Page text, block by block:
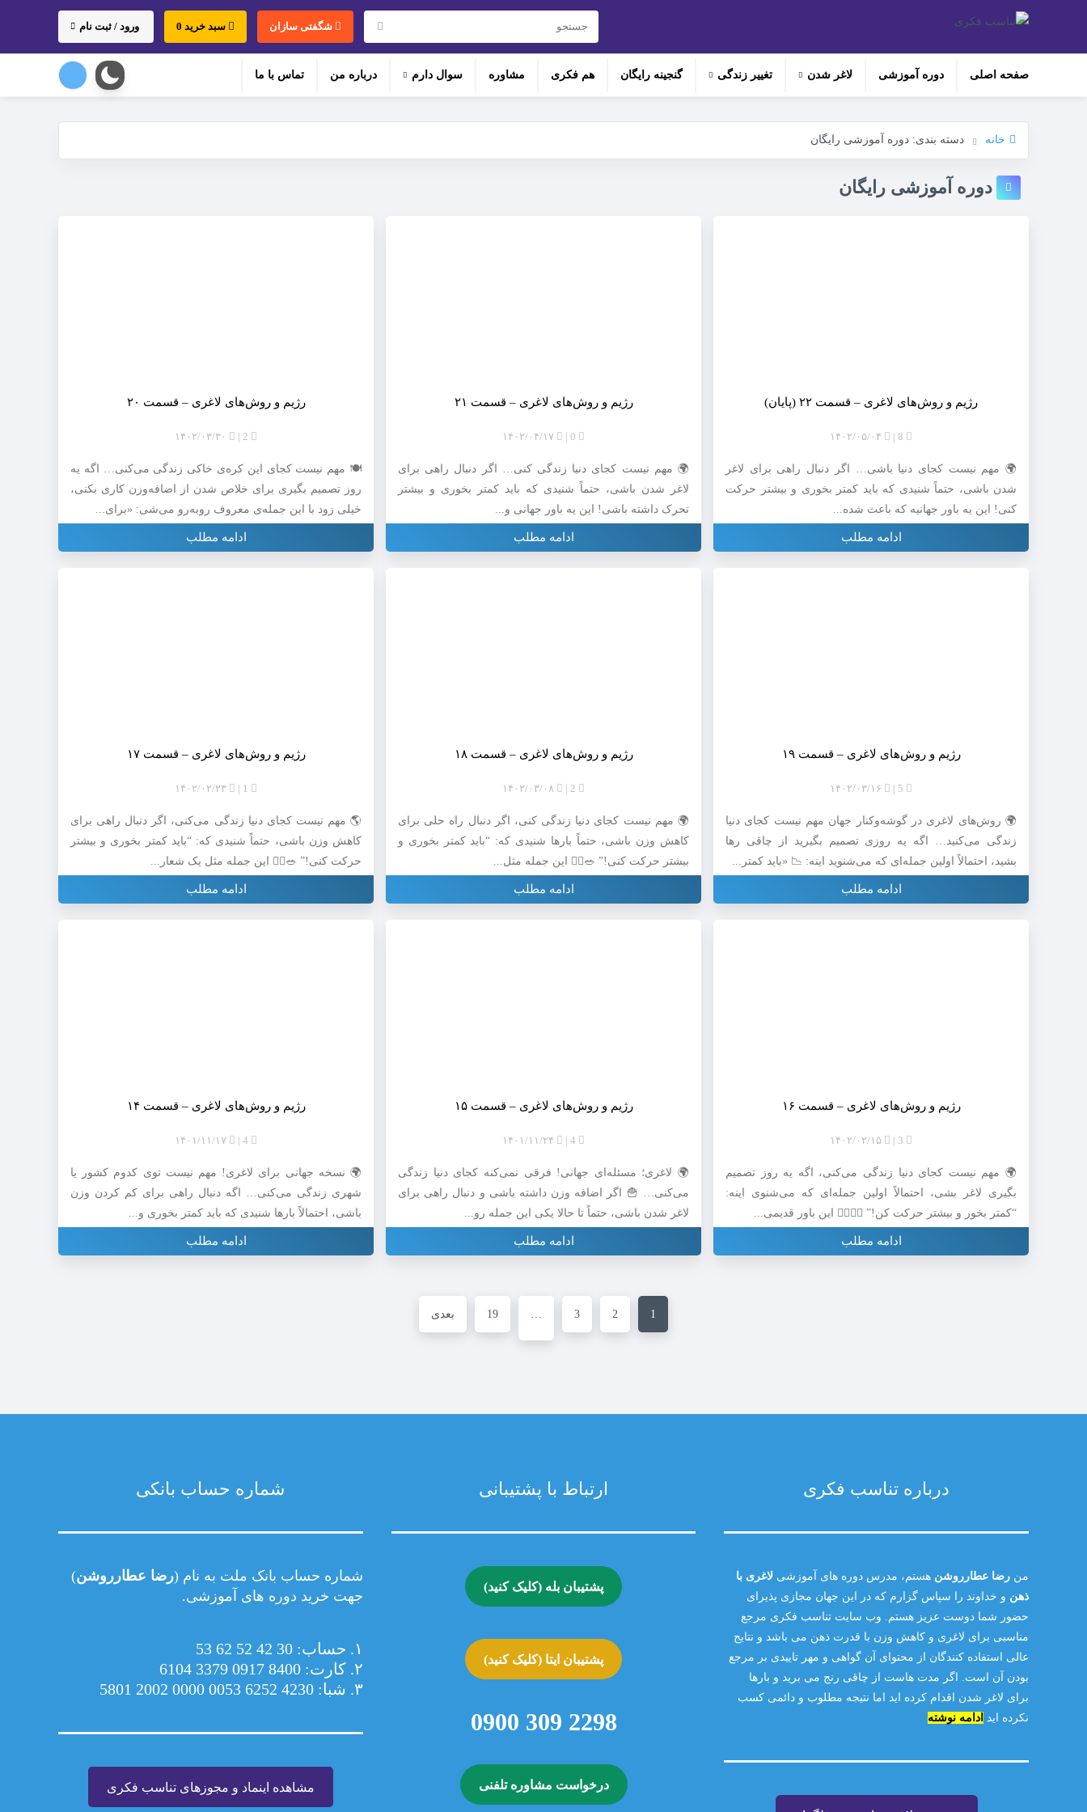
ورود / ثبت نام سبد خرید 0 شگفتی سازان
هنگامی که نتایج نمایش داده می شوند با استفاده از فلش های بالا و پایین نتایج را مرور کنید. کاربران موبایل می توانید با لمس
صفحه اصلی دوره‌ آموزشی لاغر شدن تغییر زندگی گنجینه رایگان هم‌ فکری مشاوره سوال دارم درباره من تماس با ما
خانه دسته بندی: دوره آموزشی رایگان
دوره آموزشی رایگان
رژیم و روش‌های لاغری – قسمت ۲۲ (پایان)
🌍 مهم نیست کجای دنیا باشی… اگر دنبال راهی برای لاغر
شدن باشی، حتماً شنیدی که باید کمتر بخوری و بیشتر حرکت
کنی! این یه باور جهانیه که باعث شده...
ادامه مطلب
رژیم و روش‌های لاغری – قسمت ۲۱
🌍 مهم نیست کجای دنیا زندگی کنی… اگر دنبال راهی برای
لاغر شدن باشی، حتماً شنیدی که باید کمتر بخوری و بیشتر
تحرک داشته باشی! این یه باور جهانی و...
ادامه مطلب
رژیم و روش‌های لاغری – قسمت ۲۰
🍽 مهم نیست کجای این کره‌ی خاکی زندگی می‌کنی… اگه یه
روز تصمیم بگیری برای خلاص شدن از اضافه‌وزن کاری بکنی،
خیلی زود با این جمله‌ی معروف روبه‌رو می‌شی: «برای...
ادامه مطلب
رژیم و روش‌های لاغری – قسمت ۱۹
🌍 روش‌های لاغری در گوشه‌وکنار جهان مهم نیست کجای دنیا
زندگی می‌کنید… اگه یه روزی تصمیم بگیرید از چاقی رها
بشید، احتمالاً اولین جمله‌ای که می‌شنوید اینه: 📉 «باید کمتر...
ادامه مطلب
رژیم و روش‌های لاغری – قسمت ۱۸
🌍 مهم نیست کجای دنیا زندگی کنی، اگر دنبال راه حلی برای
کاهش وزن باشی، حتماً بارها شنیدی که: “باید کمتر بخوری و
بیشتر حرکت کنی!” 🥗🏃‍♂️ این جمله مثل...
ادامه مطلب
رژیم و روش‌های لاغری – قسمت ۱۷
🌎 مهم نیست کجای دنیا زندگی می‌کنی، اگر دنبال راهی برای
کاهش وزن باشی، حتماً شنیدی که: “باید کمتر بخوری و بیشتر
حرکت کنی!” 🥗🏃‍♀️ این جمله مثل یک شعار...
ادامه مطلب
رژیم و روش‌های لاغری – قسمت ۱۶
🌍 مهم نیست کجای دنیا زندگی می‌کنی، اگه یه روز تصمیم
بگیری لاغر بشی، احتمالاً اولین جمله‌ای که می‌شنوی اینه:
“کمتر بخور و بیشتر حرکت کن!” 🤷‍♀️🏃‍♂️ این باور قدیمی...
ادامه مطلب
رژیم و روش‌های لاغری – قسمت ۱۵
🌍 لاغری؛ مسئله‌ای جهانی! فرقی نمی‌کنه کجای دنیا زندگی
می‌کنی… 🍟 اگر اضافه وزن داشته باشی و دنبال راهی برای
لاغر شدن باشی، حتماً تا حالا یکی این جمله رو...
ادامه مطلب
رژیم و روش‌های لاغری – قسمت ۱۴
🌍 نسخه جهانی برای لاغری! مهم نیست توی کدوم کشور یا
شهری زندگی می‌کنی… اگه دنبال راهی برای کم کردن وزن
باشی، احتمالاً بارها شنیدی که باید کمتر بخوری و...
ادامه مطلب
1
2
3
…
19 بعدی
درباره تناسب فکری
من رضا عطارروشن هستم، مدرس دوره های آموزشی لاغری با
ذهن و خداوند را سپاس گزارم که در این جهان مجازی پذیرای
حضور شما دوست عزیز هستم. وب سایت تناسب فکری مرجع
مناسبی برای لاغری و کاهش وزن با قدرت ذهن می باشد و نتایج
عالی استفاده کنندگان از محتوای آن گواهی و مهر تاییدی بر مرجع
بودن آن است. اگر مدت هاست از چاقی رنج می برید و بارها
برای لاغر شدن اقدام کرده اید اما نتیجه مطلوب و دائمی کسب
نکرده اید ادامه نوشته
ارتباط با پشتیبانی
پشتیبان بله (کلیک کنید)
پشتیبان ایتا (کلیک کنید)
2298 309 0900
درخواست مشاوره تلفنی
شماره حساب بانکی
شماره حساب بانک ملت به نام (رضا عطارروشن)
جهت خرید دوره های آموزشی.
۱. حساب: 30 42 52 62 53
۲. کارت: 8400 0917 3379 6104
۳. شبا: 4230 6252 0053 0000 2002 5801
مشاهده اینماد و مجوزهای تناسب فکری